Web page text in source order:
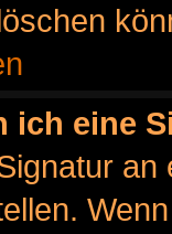
ich eine